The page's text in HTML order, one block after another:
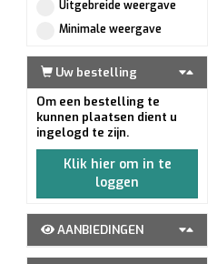
Uitgebreide weergave
Minimale weergave
Uw bestelling
Om een bestelling te
kunnen plaatsen dient u
ingelogd te zijn.
Klik hier om in te
loggen
AANBIEDINGEN